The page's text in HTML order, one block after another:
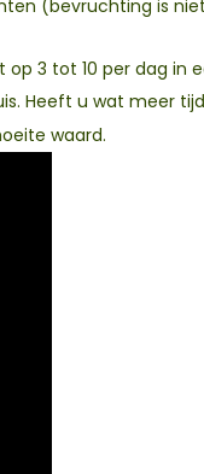
(bevruchting is
3 tot 10 per dag in
Heeft u wat meer
waard.